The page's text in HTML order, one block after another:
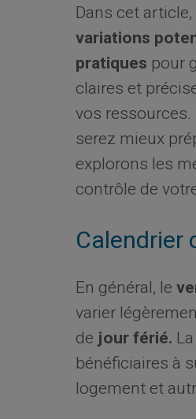
Dans cet
variations
pratiques pour
claires et
vos
serez mieux
explorons les
contrôle de
Calendrier
En général, le
varier
dejour férié.
bénéficiaires à
logement et